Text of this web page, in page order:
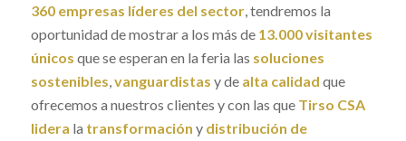
360 empresas líderes del sector, tendremos la
oportunidad de mostrar a los más de 13.000 visitantes
únicos que se esperan en la feria las soluciones
sostenibles vanguardistas y de alta calidad que
ofrecemos a nuestros clientes y con las que Tirso CSA
lidera la transformación y distribución de